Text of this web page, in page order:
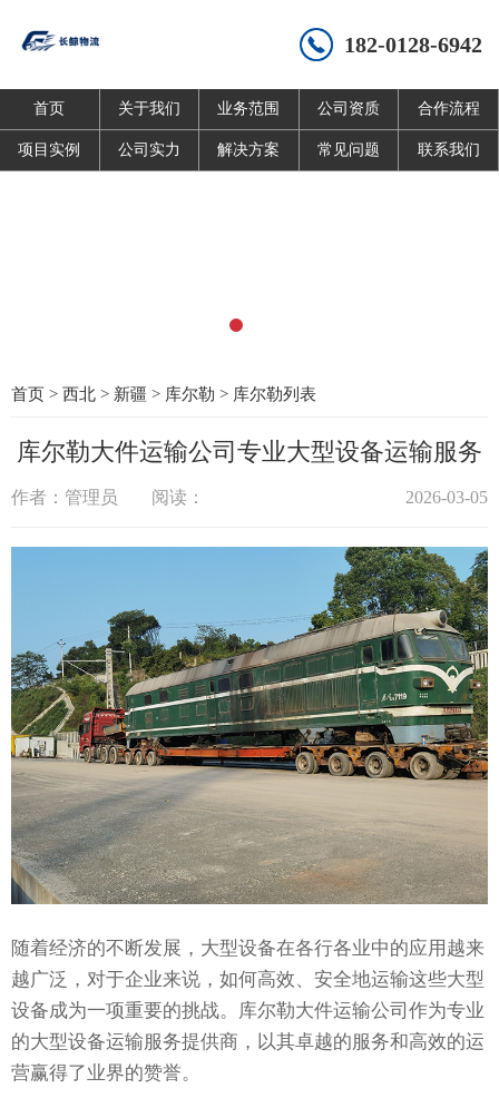
182-0128-6942
首页 关于我们 业务范围 公司资质 合作流程
项目实例 公司实力 解决方案 常见问题 联系我们
首页 > 西北 > 新疆 > 库尔勒 > 库尔勒列表
库尔勒大件运输公司专业大型设备运输服务
作者：管理员 阅读： 2026-03-05
随着经济的不断发展，大型设备在各行各业中的应用越来
越广泛，对于企业来说，如何高效、安全地运输这些大型
设备成为一项重要的挑战。库尔勒大件运输公司作为专业
的大型设备运输服务提供商，以其卓越的服务和高效的运
营赢得了业界的赞誉。